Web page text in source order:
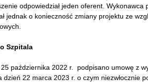
odpowiedział jeden oferent.
jednak o konieczność zmiany projektu ze
Szpitala
października 2022 r. podpisano umowę z
dzień 22 marca 2023 r. o czym niezwłocznie